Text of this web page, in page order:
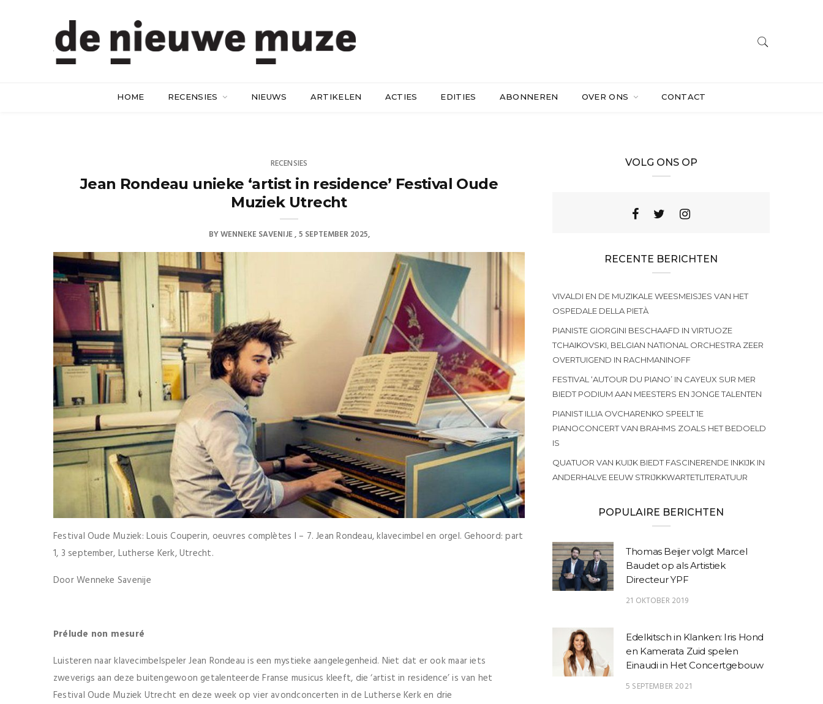
HOME RECENSIES NIEUWS ARTIKELEN ACTIES EDITIES ABONNEREN OVER ONS CONTACT
RECENSIES
Jean Rondeau unieke ‘artist in residence’ Festival Oude
Muziek Utrecht
BYWENNEKE SAVENIJE 5 SEPTEMBER 2025
Festival Oude Muziek: Louis Couperin, oeuvres complètes I – 7. Jean Rondeau, klavecimbel en orgel. Gehoord: part
1, 3 september, Lutherse Kerk, Utrecht.
Door Wenneke Savenije
Prélude non mesuré
Luisteren naar klavecimbelspeler Jean Rondeau is een mystieke aangelegenheid. Niet dat er ook maar iets
zweverigs aan deze buitengewoon getalenteerde Franse musicus kleeft, die ‘artist in residence’ is van het
Festival Oude Muziek Utrecht en deze week op vier avondconcerten in de Lutherse Kerk en drie
VOLG ONS OP
RECENTE BERICHTEN
VIVALDI EN DE MUZIKALE WEESMEISJES VAN HET
OSPEDALE DELLA PIETÀ
PIANISTE GIORGINI BESCHAAFD IN VIRTUOZE
TCHAIKOVSKI, BELGIAN NATIONAL ORCHESTRA ZEER
OVERTUIGEND IN RACHMANINOFF
FESTIVAL ‘AUTOUR DU PIANO’ IN CAYEUX SUR MER
BIEDT PODIUM AAN MEESTERS EN JONGE TALENTEN
PIANIST ILLIA OVCHARENKO SPEELT 1E
PIANOCONCERT VAN BRAHMS ZOALS HET BEDOELD
IS
QUATUOR VAN KUIJK BIEDT FASCINERENDE INKIJK IN
ANDERHALVE EEUW STRIJKKWARTETLITERATUUR
POPULAIRE BERICHTEN
Thomas Beijer volgt Marcel
Baudet op als Artistiek
Directeur YPF
21 OKTOBER 2019
Edelkitsch in Klanken: Iris Hond
en Kamerata Zuid spelen
Einaudi in Het Concertgebouw
5 SEPTEMBER 2021